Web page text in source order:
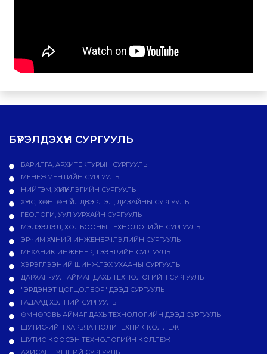
БҮРЭЛДЭХҮҮН СУРГУУЛЬ
БАРИЛГА, АРХИТЕКТУРЫН СУРГУУЛЬ
МЕНЕЖМЕНТИЙН СУРГУУЛЬ
НИЙГЭМ, ХҮМҮҮНЛЭГИЙН СУРГУУЛЬ
ХҮНС, ХӨНГӨН ҮЙЛДВЭРЛЭЛ, ДИЗАЙНЫ СУРГУУЛЬ
ГЕОЛОГИ, УУЛ УУРХАЙН СУРГУУЛЬ
МЭДЭЭЛЭЛ, ХОЛБООНЫ ТЕХНОЛОГИЙН СУРГУУЛЬ
ЭРЧИМ ХҮЧНИЙ ИНЖЕНЕРЧЛЭЛИЙН СУРГУУЛЬ
МЕХАНИК ИНЖЕНЕР, ТЭЭВРИЙН СУРГУУЛЬ
ХЭРЭГЛЭЭНИЙ ШИНЖЛЭХ УХААНЫ СУРГУУЛЬ
ДАРХАН-УУЛ АЙМАГ ДАХЬ ТЕХНОЛОГИЙН СУРГУУЛЬ
"ЭРДЭНЭТ ЦОГЦОЛБОР" ДЭЭД СУРГУУЛЬ
ГАДААД ХЭЛНИЙ СУРГУУЛЬ
ӨМНӨГОВЬ АЙМАГ ДАХЬ ТЕХНОЛОГИЙН ДЭЭД СУРГУУЛЬ
ШУТИС-ИЙН ХАРЬЯА ПОЛИТЕХНИК КОЛЛЕЖ
ШУТИС-КООСЭН ТЕХНОЛОГИЙН КОЛЛЕЖ